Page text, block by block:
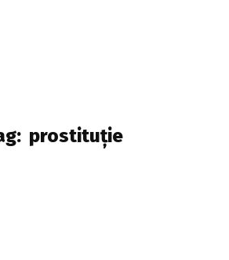
prostituție